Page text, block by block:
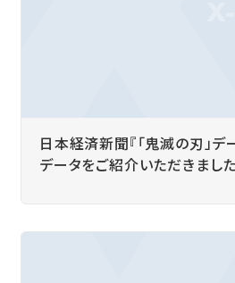
日本経済新聞『「鬼滅の刃」デ
データをご紹介いただきました